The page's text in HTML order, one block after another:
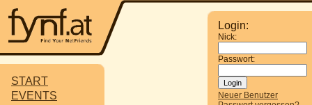
START
EVENTS
Login:
Nick:
Passwort:
Neuer Benutzer